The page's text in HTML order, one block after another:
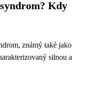
Kdy
známý také jako
silnou a